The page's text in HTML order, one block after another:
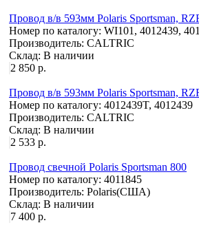
Провод в/в 593мм Polaris Sportsman,
Номер по каталогу: WI101, 4012439,
Производитель: CALTRIC
Склад: В наличии
2 850 р.
Провод в/в 593мм Polaris Sportsman,
Номер по каталогу: 4012439T, 4012439
Производитель: CALTRIC
Склад: В наличии
2 533 р.
Провод свечной Polaris Sportsman 800
Номер по каталогу: 4011845
Производитель: Polaris(США)
Склад: В наличии
7 400 р.